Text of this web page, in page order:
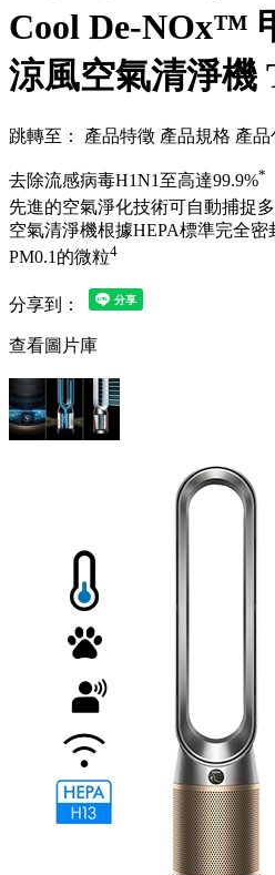
Cool De-NOx™
涼風空氣清淨機
跳轉至： 產品特徵 產品規格 產品
去除流感病毒H1N1至高達99.9%*
先進的空氣淨化技術可自動捕捉
空氣清淨機根據HEPA標準完全密
PM0.1的微粒4
分享到：
查看圖片庫